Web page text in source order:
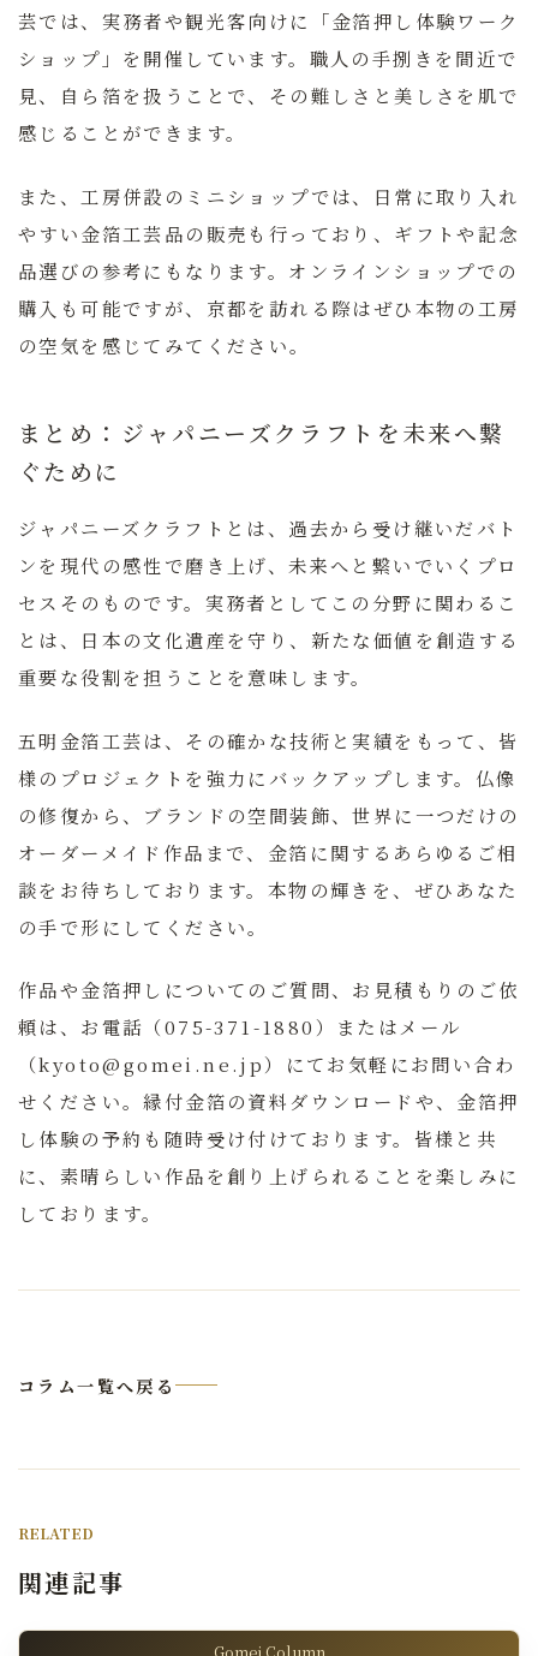
芸では、実務者や観光客向けに「金箔押し体験ワーク
ショップ」を開催しています。職人の手捌きを間近で
見、自ら箔を扱うことで、その難しさと美しさを肌で
感じることができます。
また、工房併設のミニショップでは、日常に取り入れ
やすい金箔工芸品の販売も行っており、ギフトや記念
品選びの参考にもなります。オンラインショップでの
購入も可能ですが、京都を訪れる際はぜひ本物の工房
の空気を感じてみてください。
まとめ：ジャパニーズクラフトを未来へ繋
ぐために
ジャパニーズクラフトとは、過去から受け継いだバト
ンを現代の感性で磨き上げ、未来へと繋いでいくプロ
セスそのものです。実務者としてこの分野に関わるこ
とは、日本の文化遺産を守り、新たな価値を創造する
重要な役割を担うことを意味します。
五明金箔工芸は、その確かな技術と実績をもって、皆
様のプロジェクトを強力にバックアップします。仏像
の修復から、ブランドの空間装飾、世界に一つだけの
オーダーメイド作品まで、金箔に関するあらゆるご相
談をお待ちしております。本物の輝きを、ぜひあなた
の手で形にしてください。
作品や金箔押しについてのご質問、お見積もりのご依
頼は、お電話（075-371-1880）またはメール
（kyoto@gomei.ne.jp）にてお気軽にお問い合わ
せください。縁付金箔の資料ダウンロードや、金箔押
し体験の予約も随時受け付けております。皆様と共
に、素晴らしい作品を創り上げられることを楽しみに
しております。
コラム一覧へ戻る
RELATED
関連記事